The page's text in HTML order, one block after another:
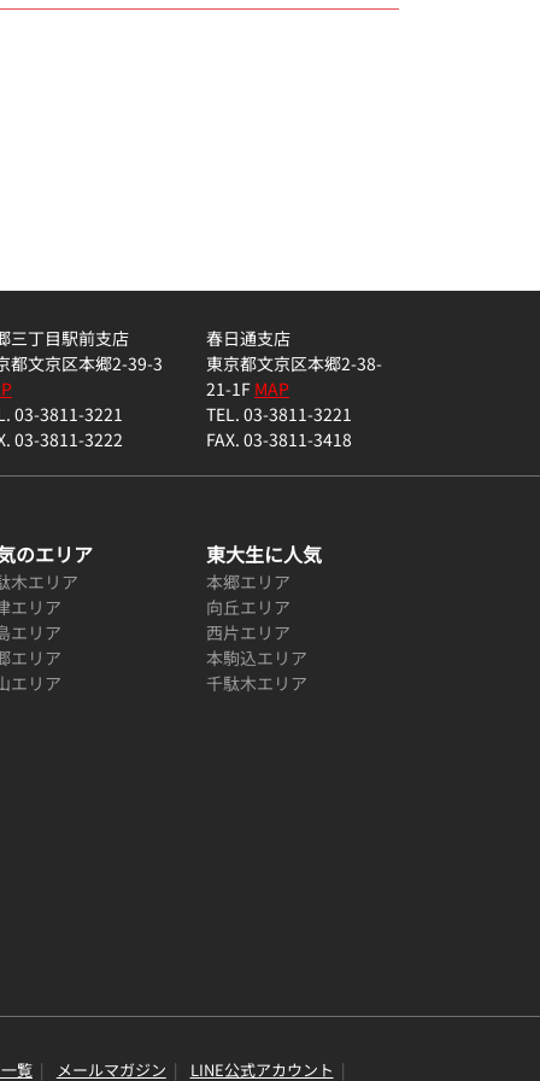
三丁目駅前支店
都文京区本郷2-39-3
03-3811-3221
03-3811-3222
春日通支店
東京都文京区本郷2-38-
21-1FMAP
TEL. 03-3811-3221
FAX. 03-3811-3418
のエリア
木エリア
エリア
エリア
エリア
エリア
東大生に人気
本郷エリア
向丘エリア
西片エリア
本駒込エリア
千駄木エリア
覧 メールマガジン LINE公式アカウント